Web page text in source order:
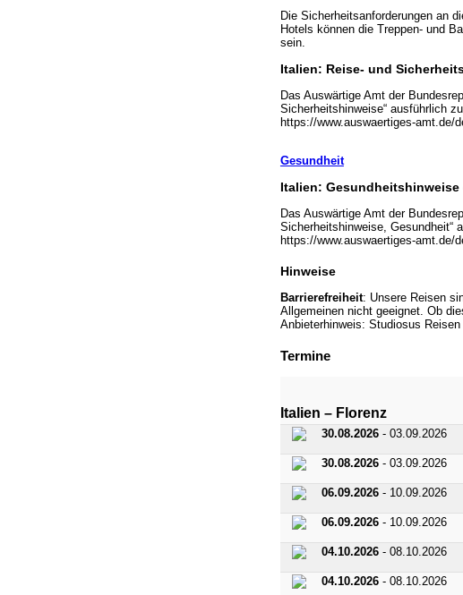
Die Sicherheitsanforderungen an
Hotels können die Treppen- und
sein.
Italien: Reise- und
Das Auswärtige Amt der
Sicherheitshinweise“ ausführlich
https://www.auswaertiges-amt.de/
Gesundheit
Italien: Gesundheitshinweise
Das Auswärtige Amt der
Sicherheitshinweise, Gesundheit“
https://www.auswaertiges-amt.de/
Hinweise
Barrierefreiheit: Unsere Reisen
Allgemeinen nicht geeignet. Ob
Anbieterhinweis: Studiosus
Termine
Italien – Florenz
30.08.2026- 03.09.2026
30.08.2026- 03.09.2026
06.09.2026- 10.09.2026
06.09.2026- 10.09.2026
04.10.2026- 08.10.2026
04.10.2026- 08.10.2026